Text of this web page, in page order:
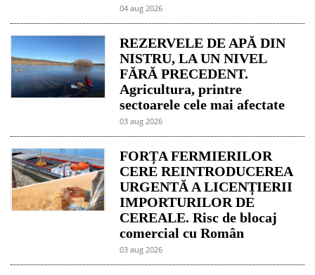
04 aug 2026
REZERVELE DE APĂ DIN
NISTRU, LA UN NIVEL
FĂRĂ PRECEDENT.
Agricultura, printre
sectoarele cele mai afectate
03 aug 2026
FORȚA FERMIERILOR
CERE REINTRODUCEREA
URGENTĂ A LICENȚIERII
IMPORTURILOR DE
CEREALE. Risc de blocaj
comercial cu Român
03 aug 2026